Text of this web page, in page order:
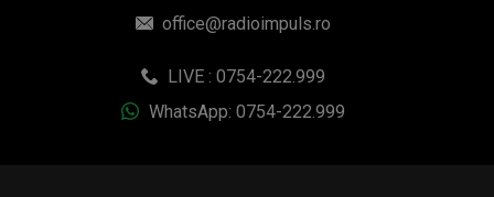
office@radioimpuls.ro
LIVE : 0754-222.999
WhatsApp: 0754-222.999